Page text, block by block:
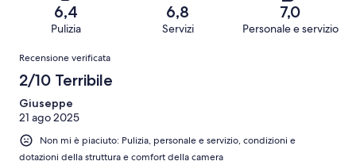
recensioni
recensioni
recensioni
Terribile.
su
recensioni
6,4
Pulizia
6,8
Servizi
7,0
Personale e servizio
Recensioni
Recensione verificata
2/10 Terribile
Giuseppe
21 ago 2025
Non mi è piaciuto: Pulizia, personale e servizio, condizioni e
dotazioni della struttura e comfort della camera